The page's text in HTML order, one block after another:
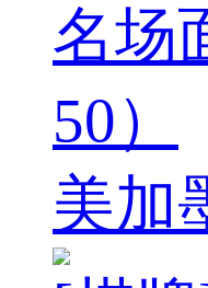
名场
50）
美加